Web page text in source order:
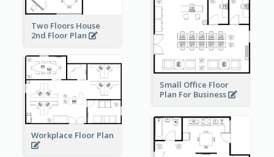
Two Floors House
2nd Floor Plan
Small Office Floor
Plan For Business
Workplace Floor Plan